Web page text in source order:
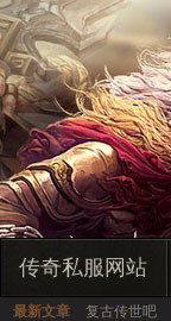
传奇私服网站
最新文章 复古传世吧